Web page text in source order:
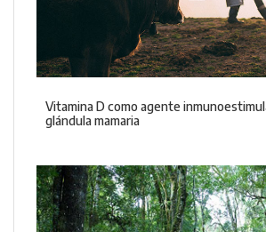
Vitamina D como agente
glándula mamaria